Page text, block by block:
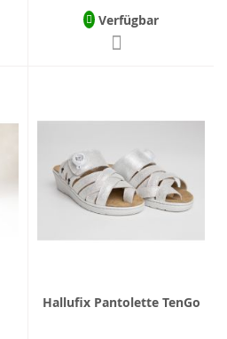
Verfügbar
Hallufix Pantolette TenGo